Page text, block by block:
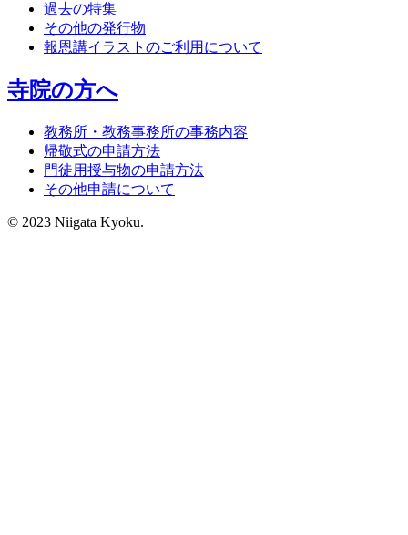
過去の特集
その他の発行物
報恩講イラストのご利用について
寺院の方へ
教務所・教務事務所の事務内容
帰敬式の申請方法
門徒用授与物の申請方法
その他申請について
© 2023 Niigata Kyoku.